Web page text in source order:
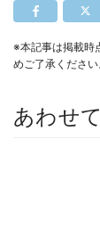
※本記事は掲載時
めご了承ください
あわせ